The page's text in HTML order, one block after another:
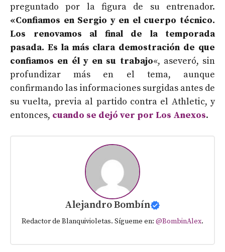
preguntado por la figura de su entrenador.
«Confiamos en Sergio y en el cuerpo técnico.
Los renovamos al final de la temporada
pasada. Es la más clara demostración de que
confiamos en él y en su trabajo«, aseveró, sin
profundizar más en el tema, aunque
confirmando las informaciones surgidas antes de
su vuelta, previa al partido contra el Athletic, y
entonces, cuando se dejó ver por Los Anexos.
Alejandro Bombín
Redactor de Blanquivioletas. Sígueme en: @BombinAlex.